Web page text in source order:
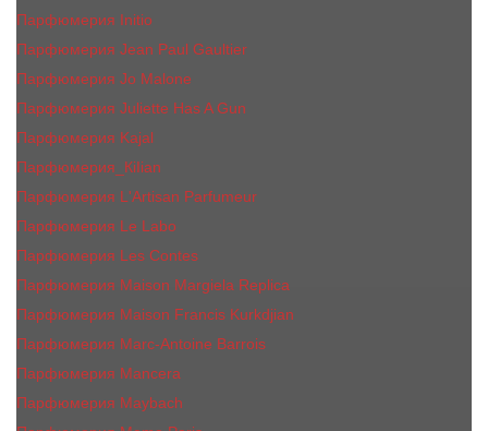
Парфюмерия Initio
Парфюмерия Jean Paul Gaultier
Парфюмерия Jо Malоnе
Парфюмерия Juliette Has A Gun
Парфюмерия Kajal
Парфюмерия_КiIiаn
Парфюмерия L'Artisan Parfumeur
Парфюмерия Le Labo
Парфюмерия Les Contes
Парфюмерия Maison Margiela Replica
Парфюмерия Maison Francis Kurkdjian
Парфюмерия Marc-Antoine Barrois
Парфюмерия Mancera
Парфюмерия Maybach